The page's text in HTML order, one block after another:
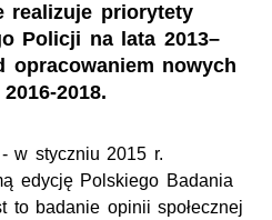
realizuje priorytety
Policji na lata 2013–
opracowaniem nowych
2018.
- w styczniu 2015 r.
edycję Polskiego Badania
to badanie opinii społecznej